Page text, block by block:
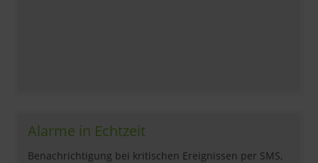
Alarme in Echtzeit
Benachrichtigung bei kritischen Ereignissen per SMS,